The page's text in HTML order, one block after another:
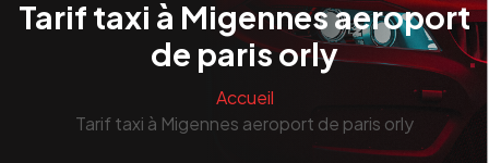
Tarif taxi à Migennes aeroport
de paris orly
Accueil
Tarif taxi à Migennes aeroport de paris orly